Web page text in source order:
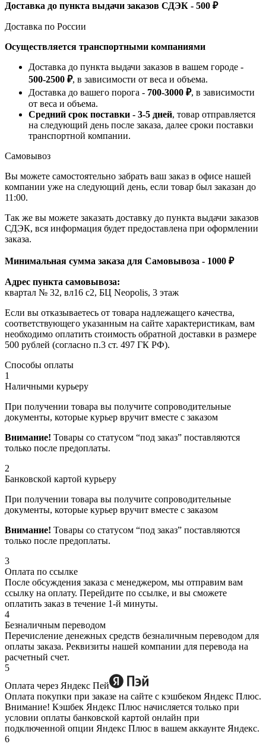
Доставка до пункта выдачи заказов СДЭК - 500 ₽
Доставка по России
Осуществляется транспортными компаниями
Доставка до пункта выдачи заказов в вашем городе -
500-2500 ₽, в зависимости от веса и объема.
Доставка до вашего порога - 700-3000 ₽, в зависимости
от веса и объема.
Средний срок поставки - 3-5 дней, товар отправляется
на следующий день после заказа, далее сроки поставки
транспортной компании.
Самовывоз
Вы можете самостоятельно забрать ваш заказ в офисе нашей
компании уже на следующий день, если товар был заказан до
11:00.
Так же вы можете заказать доставку до пункта выдачи заказов
СДЭК, вся информация будет предоставлена при оформлении
заказа.
Минимальная сумма заказа для Самовывоза - 1000 ₽
Адрес пункта самовывоза:
квартал № 32, вл16 с2, БЦ Neopolis, 3 этаж
Если вы отказываетесь от товара надлежащего качества,
соответствующего указанным на сайте характеристикам, вам
необходимо оплатить стоимость обратной доставки в размере
500 рублей (согласно п.3 ст. 497 ГК РФ).
Способы оплаты
1
Наличными курьеру
При получении товара вы получите сопроводительные
документы, которые курьер вручит вместе с заказом
Внимание! Товары со статусом “под заказ” поставляются
только после предоплаты.
2
Банковской картой курьеру
При получении товара вы получите сопроводительные
документы, которые курьер вручит вместе с заказом
Внимание! Товары со статусом “под заказ” поставляются
только после предоплаты.
3
Оплата по ссылке
После обсуждения заказа с менеджером, мы отправим вам
ссылку на оплату. Перейдите по ссылке, и вы сможете
оплатить заказ в течение 1-й минуты.
4
Безналичным переводом
Перечисление денежных средств безналичным переводом для
оплаты заказа. Реквизиты нашей компании для перевода на
расчетный счет.
5
Оплата через Яндекс Пей
Оплата покупки при заказе на сайте с кэшбеком Яндекс Плюс.
Внимание! Кэшбек Яндекс Плюс начисляется только при
условии оплаты банковской картой онлайн при
подключенной опции Яндекс Плюс в вашем аккаунте Яндекс.
6